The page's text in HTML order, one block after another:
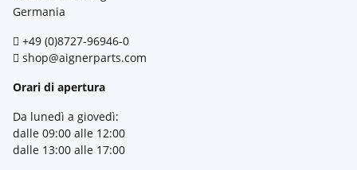
Germania
+49 (0)8727-96946-0
shop@aignerparts.com
Orari di apertura
Da lunedì a giovedì:
dalle 09:00 alle 12:00
dalle 13:00 alle 17:00